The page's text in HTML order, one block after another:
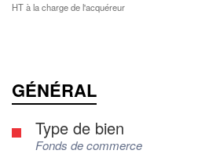
HT à la charge de l'acquéreur
GÉNÉRAL
Type de bien
Fonds de commerce